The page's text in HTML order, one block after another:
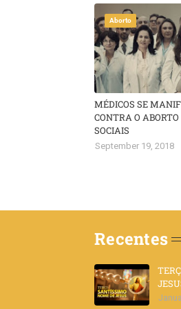
Aborto
MÉDICOS SE
CONTRA O
SOCIAIS
September 19, 2018
Recentes